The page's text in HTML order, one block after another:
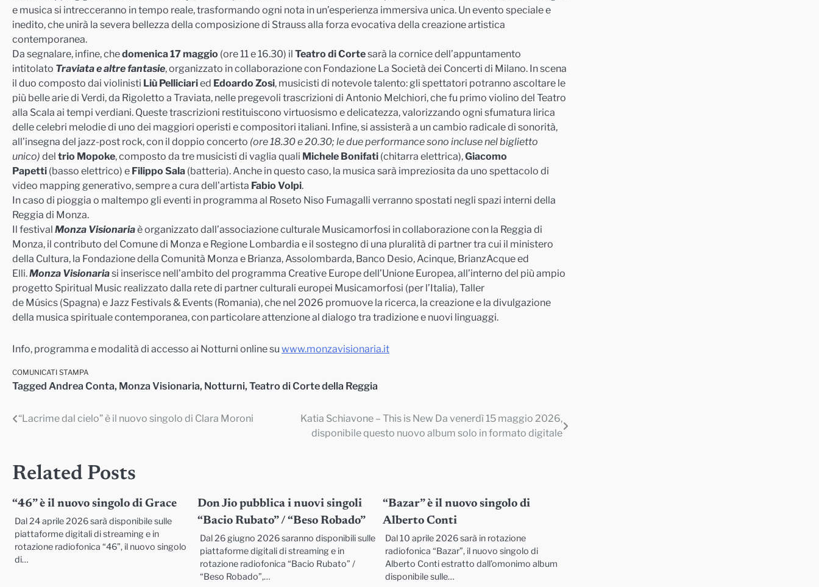
e musica si intrecceranno in tempo reale, trasformando ogni nota in un’esperienza immersiva unica. Un evento speciale e
inedito, che unirà la severa bellezza della composizione di Strauss alla forza evocativa della creazione artistica
contemporanea.
Da segnalare, infine, chedomenica 17 maggio (ore 11 e 16.30) il Teatro di Cortesarà la cornice dell’appuntamento
intitolato Traviata e altre fantasie, organizzato in collaborazione con Fondazione La Società dei Concerti di Milano. In scena
il duo composto dai violinisti Liù Pelliciaried Edoardo Zosi, musicisti di notevole talento: gli spettatori potranno ascoltare le
più belle arie di Verdi, da Rigoletto a Traviata, nelle pregevoli trascrizioni di Antonio Melchiori, che fu primo violino del Teatro
alla Scala ai tempi verdiani. Queste trascrizioni restituiscono virtuosismo e delicatezza, valorizzando ogni sfumatura lirica
delle celebri melodie di uno dei maggiori operisti e compositori italiani. Infine, si assisterà a un cambio radicale di sonorità,
all’insegna del jazz-post rock, con il doppio concerto (ore 18.30 e 20.30; le dueperformance sono incluse nel biglietto
unico) del trio Mopoke, composto da tre musicisti di vaglia quali Michele Bonifati (chitarra elettrica),Giacomo
Papetti (basso elettrico) e Filippo Sala (batteria). Anche in questo caso, la musica sarà impreziosita da uno spettacolo di
video mapping generativo, sempre a cura dell’artista Fabio Volpi.
In caso di pioggia o maltempo gli eventi in programma al Roseto Niso Fumagalli verranno spostati negli spazi interni della
Reggia di Monza.
Il festival Monza Visionariaè organizzato dall’associazione culturale Musicamorfosi in collaborazione con la Reggia di
Monza, il contributo del Comune di Monza e Regione Lombardia e il sostegno di una pluralità di partner tra cui il ministero
della Cultura, la Fondazione della Comunità Monza e Brianza, Assolombarda, Banco Desio, Acinque, BrianzAcque ed
Elli.Monza Visionariasi inserisce nell’ambito del programma Creative Europe dell’Unione Europea, all’interno del più ampio
progetto Spiritual Music realizzato dalla rete di partner culturali europei Musicamorfosi (per l’Italia), Taller
de Músics (Spagna) e Jazz Festivals & Events (Romania), che nel 2026 promuove la ricerca, la creazione e la divulgazione
della musica spirituale contemporanea, con particolare attenzione al dialogo tra tradizione e nuovi linguaggi.
Info, programma e modalità di accesso ai Notturni online su www.monzavisionaria.it
COMUNICATI STAMPA
Tagged Andrea Conta, Monza Visionaria, Notturni, Teatro di Corte della Reggia
Navigazione
“Lacrime dal cielo” è il nuovo singolo di Clara Moroni
Katia Schiavone – This is New Da venerdì 15 maggio 2026,
disponibile questo nuovo album solo in formato digitale
Related Posts
“46” è il nuovo singolo di Grace
Dal 24 aprile 2026 sarà disponibile sulle
piattaforme digitali di streaming e in
rotazione radiofonica “46”, il nuovo singolo
di…
Don Jio pubblica i nuovi singoli
“Bacio Rubato” / “Beso Robado”
Dal 26 giugno 2026 saranno disponibili sulle
piattaforme digitali di streaming e in
rotazione radiofonica “Bacio Rubato” /
“Beso Robado”,…
“Bazar” è il nuovo singolo di
Alberto Conti
Dal 10 aprile 2026 sarà in rotazione
radiofonica “Bazar”, il nuovo singolo di
Alberto Conti estratto dall’omonimo album
disponibile sulle…